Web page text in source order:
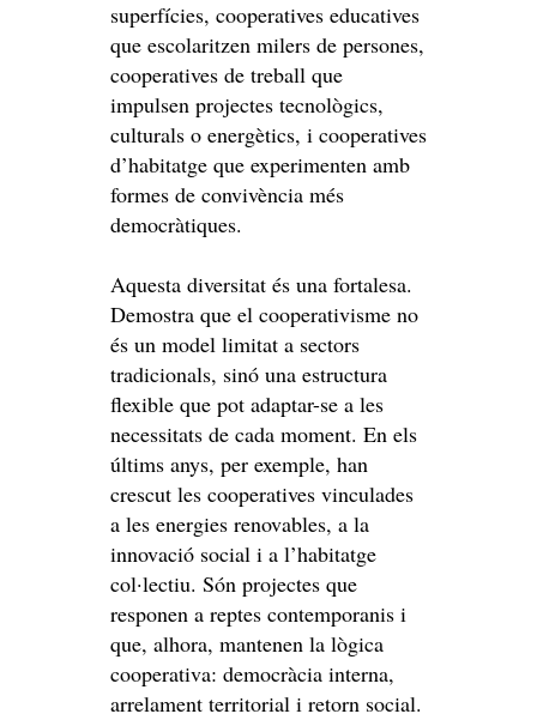
superfícies, cooperatives educatives
que escolaritzen milers de persones,
cooperatives de treball que
impulsen projectes tecnològics,
culturals o energètics, i cooperatives
d’habitatge que experimenten amb
formes de convivència més
democràtiques.
Aquesta diversitat és una fortalesa.
Demostra que el cooperativisme no
és un model limitat a sectors
tradicionals, sinó una estructura
flexible que pot adaptar-se a les
necessitats de cada moment. En els
últims anys, per exemple, han
crescut les cooperatives vinculades
a les energies renovables, a la
innovació social i a l’habitatge
col·lectiu. Són projectes que
responen a reptes contemporanis i
que, alhora, mantenen la lògica
cooperativa: democràcia interna,
arrelament territorial i retorn social.